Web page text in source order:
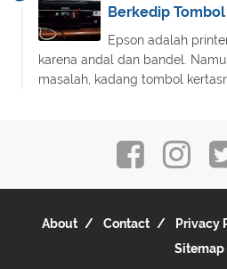
Berkedip
Epson adalah
karena andal dan bandel.
masalah, kadang tombol
About Contact Privacy
Sitemap